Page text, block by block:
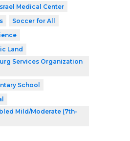
Medical Center
Soccer for All
Land
Services Organization
School
Mild/Moderate (7th-